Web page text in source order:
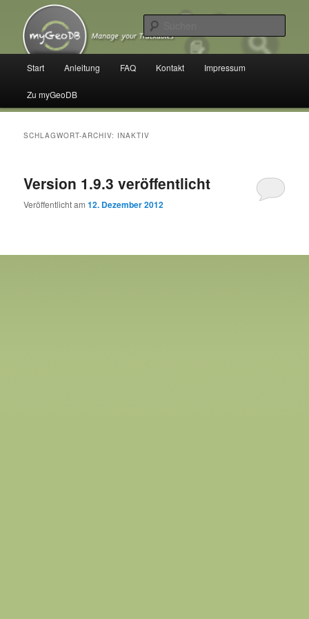
primären
springen
sekundären
springenmyGeoDB
Manage your Trackables
Start Anleitung FAQ Kontakt Impressum
Zu myGeoDB
SCHLAGWORT-ARCHIV: INAKTIV
Version 1.9.3 veröffentlicht
Veröffentlicht am12. Dezember 2012